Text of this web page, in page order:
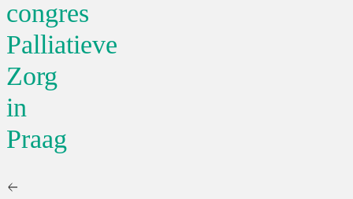
congres
Palliatieve
Zorg
in
Praag